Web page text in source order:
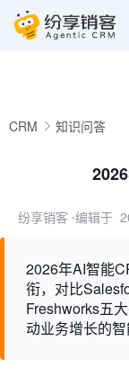
CRM 知识问答
纷享销客 ⋅编辑于
2026年AI智能
衔，对比
Freshworks五
动业务增长的智